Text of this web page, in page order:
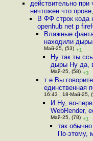
действительно при
ничтожен что прове
В ФФ строк кода
openhub net p
Влажные
находили
Май-25, (53) +1
Ну так ты
дыры Ну да,
Май-25, (58) +3
т е Вы
единственная
16:43 , 18-Май-25,
И Ну, во-
WebRender,
Май-25, (78) +1
так
По-этому,